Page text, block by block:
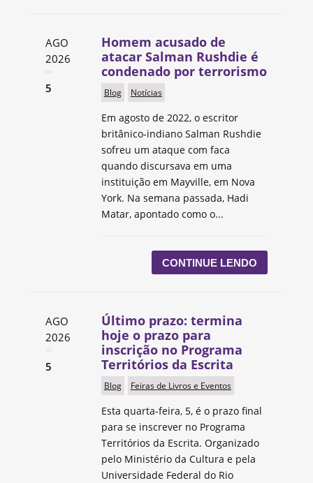
AGO
2026
5
Homem acusado de
atacar Salman Rushdie é
condenado por terrorismo
Blog Notícias
Em agosto de 2022, o escritor
britânico-indiano Salman Rushdie
sofreu um ataque com faca
quando discursava em uma
instituição em Mayville, em Nova
York. Na semana passada, Hadi
Matar, apontado como o...
CONTINUE LENDO
AGO
2026
5
Último prazo: termina
hoje o prazo para
inscrição no Programa
Territórios da Escrita
Blog Feiras de Livros e Eventos
Esta quarta-feira, 5, é o prazo final
para se inscrever no Programa
Territórios da Escrita. Organizado
pelo Ministério da Cultura e pela
Universidade Federal do Rio